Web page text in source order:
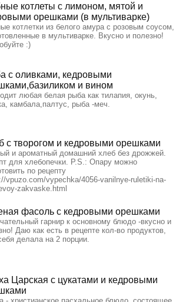
котлеты с лимоном, мятой и
орешками (в мультиварке)
котлетки из белого амура с розовым соусом,
в мультиварке. Вкусно и полезно!
:)
с оливками, кедровыми
и вином
любая белая рыба как тилапия, окунь,
камбала,палтус, рыба -меч.
с творогом и кедровыми орешками
и ароматный домашний хлеб без дрожжей.
для хлебопечки. Р.S.: Опару можно
по рецепту
vpuzo.com/vypechka/4056-vanilnye-ruletiki-na-
zakvaske.html
фасоль с кедровыми орешками
гарнир к основному блюдо -вкусно и
Даю как есть в рецепте кол-во продуктов,
делала на 2 порции.
Царская с цукатами и кедровыми